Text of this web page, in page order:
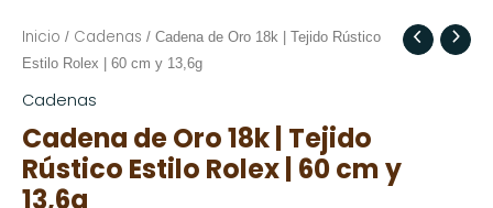
Inicio / Cadenas / Cadena de Oro 18k | Tejido Rústico
Estilo Rolex | 60 cm y 13,6g
Cadenas
Cadena de Oro 18k | Tejido
Rústico Estilo Rolex | 60 cm y
13,6g